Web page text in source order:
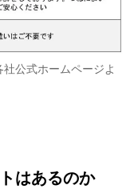
公式ホームページよ
はあるのか